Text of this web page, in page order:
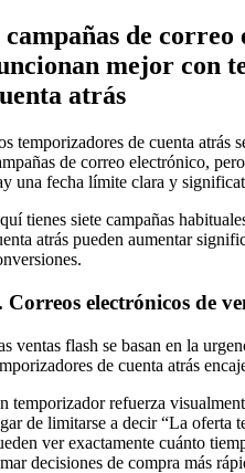
campañas de correo
mejor con
atrás
temporizadores de cuenta atrás
de correo electrónico,
una fecha límite clara y
tienes siete campañas
atrás pueden aumentar
Correos electrónicos de
ventas flash se basan en la
de cuenta atrás
temporizador refuerza
de limitarse a decir “La oferta
ver exactamente cuánto
decisiones de compra más